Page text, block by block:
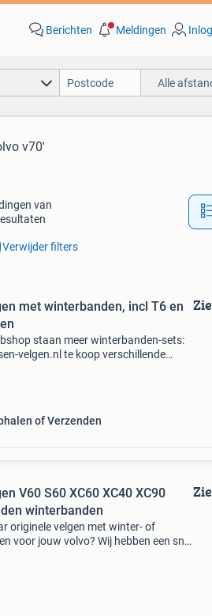
Berichten Meldingen
Alle
v70'
van
Verwijder filters
met winterbanden, incl T6 en
staan meer winterbanden-sets:
velgen.nl te koop verschillende
of Verzenden
V60 S60 XC60 XC40 XC90
winterbanden
originele velgen met winter- of
voor jouw volvo? Wij hebben een snel